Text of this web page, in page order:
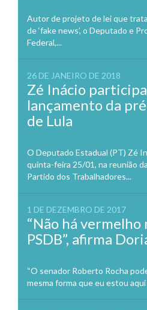
Autor de projeto de lei que
de ‘fake news’, o Deputado e
Federal,...
26 DE JANEIRO DE 2018
Zé Inácio
lançamento da
de Lula
O Deputado Estadual (PT) Zé
quinta-feira 25/01, na reunião
Partido dos Trabalhadores...
1 DE DEZEMBRO DE 2017
“Não há vermelho
PSDB”, afirma
“O senador Roberto Rocha
mesma forma que eu estou